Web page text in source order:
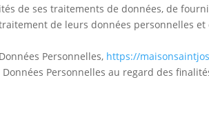
de ses traitements de données, de
de leurs données personnelles
Personnelles, https://
Personnelles au regard des